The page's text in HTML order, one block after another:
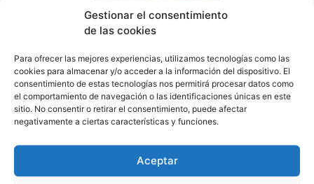
Gestionar el consentimiento
de las cookies
Para ofrecer las mejores experiencias, utilizamos tecnologías como las
cookies para almacenar y/o acceder a la información del dispositivo. El
consentimiento de estas tecnologías nos permitirá procesar datos como
el comportamiento de navegación o las identificaciones únicas en este
sitio. No consentir o retirar el consentimiento, puede afectar
negativamente a ciertas características y funciones.
Aceptar
07/08/2026
· Lo + Leído